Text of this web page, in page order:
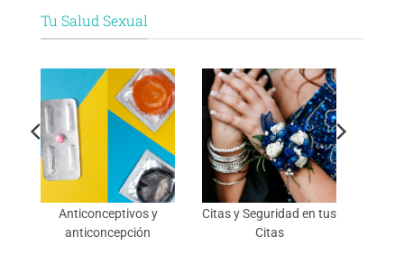
Tu Salud Sexual
Anticonceptivos y
anticoncepción
Citas y Seguridad en tus
Citas